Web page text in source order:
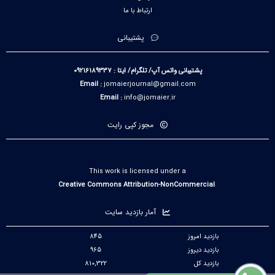
ارتباط با ما
پشتیبانی
پشتیبانی واتس آپ/ تلگرام/ ایتا : 09216189337
Email :jomaierjournal@gmail.com
Email :info@jomaier.ir
مجوز کپی رایت
This work is licensed under a
آمار بازدید سایت
بازدید امروز
845
بازدید دیروز
965
بازدید کل
810,322